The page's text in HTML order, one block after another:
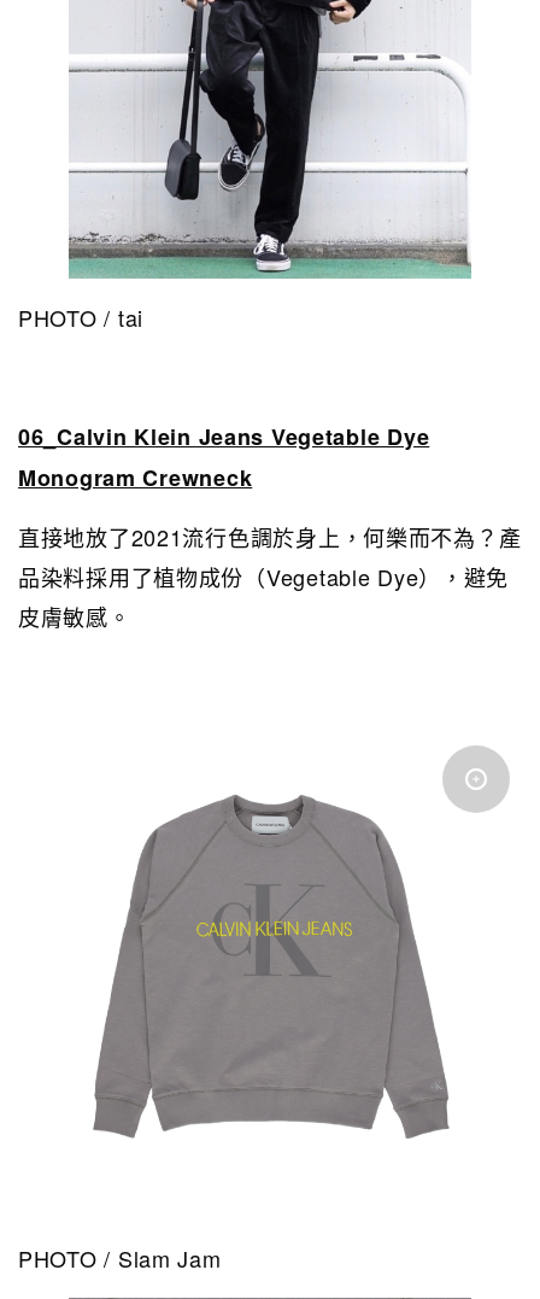
PHOTO / tai
06_Calvin Klein Jeans Vegetable Dye
Monogram Crewneck
直接地放了2021流行色調於身上，何樂而不為？產
品染料採用了植物成份（Vegetable Dye），避免
皮膚敏感。
PHOTO / Slam Jam